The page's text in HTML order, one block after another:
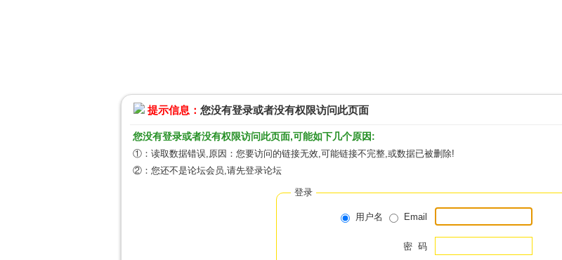
提示信息： 您没有登录或者没有权限访问此页面
您没有登录或者没有权限访问此页面,可能如下几个原因:
①：读取数据错误,原因：您要访问的链接无效,可能链接不完整,或数据已被删除!
②：您还不是论坛会员,请先登录论坛
登录
用户名 Email
密 码